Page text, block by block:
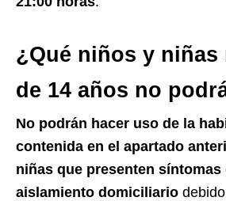
¿Qué niños y niñas
de 14 años no
No podrán hacer uso de la
contenida en el apartado
niñas que presenten síntomas
aislamiento domiciliario